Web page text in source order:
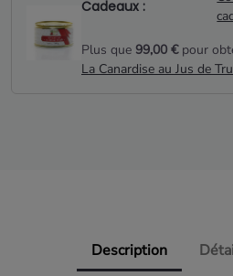
Cadeaux :
Plus que 99,00 €pour
La Canardise au Jus de
Description